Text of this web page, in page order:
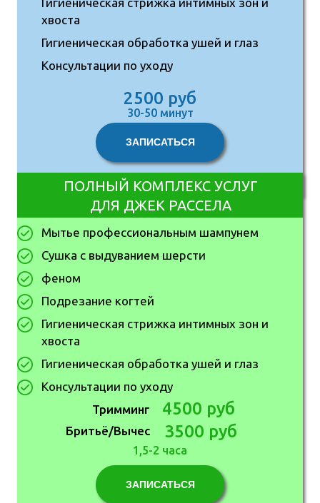
2500 руб
30-50 минут
ЗАПИСАТЬСЯ
Мытье профессиональным шампунем
Сушка с выдуванием шерсти
феном
Подрезание когтей
Гигиеническая стрижка интимных зон и
хвоста
Гигиеническая обработка ушей и глаз
Консультации по уходу
3500 руб
1,5-2 часа
ЗАПИСАТЬСЯ
ПОЛНЫЙ КОМПЛЕКС УСЛУГ
ДЛЯ ДЖЕК РАССЕЛА
Тримминг
Бритьё/Вычес
4500 руб
хвоста
Гигиеническая обработка ушей и глаз
Консультации по уходу